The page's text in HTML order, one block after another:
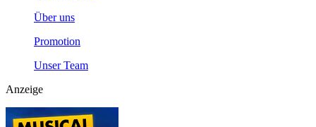
Über uns
Promotion
Unser Team
Anzeige